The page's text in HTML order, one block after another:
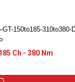
GT-150to185-310to380-
Ch - 380 Nm